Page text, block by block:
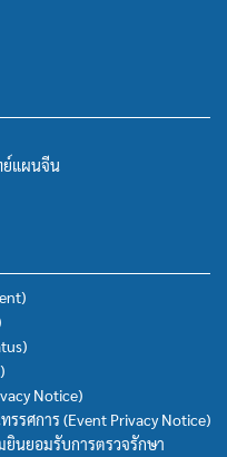
ย์แผนจีน
Notice)
รศการ (Event Privacy Notice)
ยินยอมรับการตรวจรักษา